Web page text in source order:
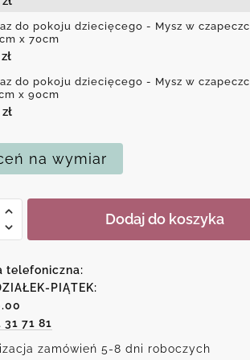
do pokoju dziecięcego - Mysz w
x 70cm
zł
do pokoju dziecięcego - Mysz w
x 90cm
zł
na wymiar
Dodaj do koszyka
telefoniczna:
PIĄTEK:
71 81
zamówień 5-8 dni roboczych